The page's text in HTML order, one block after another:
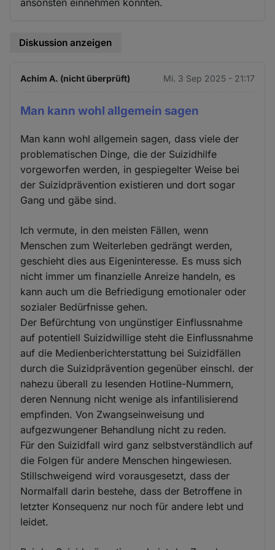
Diskussion anzeigen
Achim A. (nicht überprüft) Mi. 3 Sep 2025 - 21:17
Man kann wohl allgemein sagen
Man kann wohl allgemein sagen, dass viele der
problematischen Dinge, die der Suizidhilfe
vorgeworfen werden, in gespiegelter Weise bei
der Suizidprävention existieren und dort sogar
Gang und gäbe sind.
Ich vermute, in den meisten Fällen, wenn
Menschen zum Weiterleben gedrängt werden,
geschieht dies aus Eigeninteresse. Es muss sich
nicht immer um finanzielle Anreize handeln, es
kann auch um die Befriedigung emotionaler oder
sozialer Bedürfnisse gehen.
Der Befürchtung von ungünstiger Einflussnahme
auf potentiell Suizidwillige steht die Einflussnahme
auf die Medienberichterstattung bei Suizidfällen
durch die Suizidprävention gegenüber einschl. der
nahezu überall zu lesenden Hotline-Nummern,
deren Nennung nicht wenige als infantilisierend
empfinden. Von Zwangseinweisung und
aufgezwungener Behandlung nicht zu reden.
Für den Suizidfall wird ganz selbstverständlich auf
die Folgen für andere Menschen hingewiesen.
Stillschweigend wird vorausgesetzt, dass der
Normalfall darin bestehe, dass der Betroffene in
letzter Konsequenz nur noch für andere lebt und
leidet.